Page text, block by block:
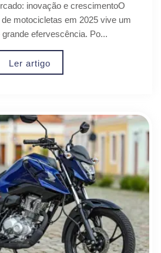
inovação e crescimentoO
motocicletas em 2025 vive um
efervescência. Po...
Ler artigo